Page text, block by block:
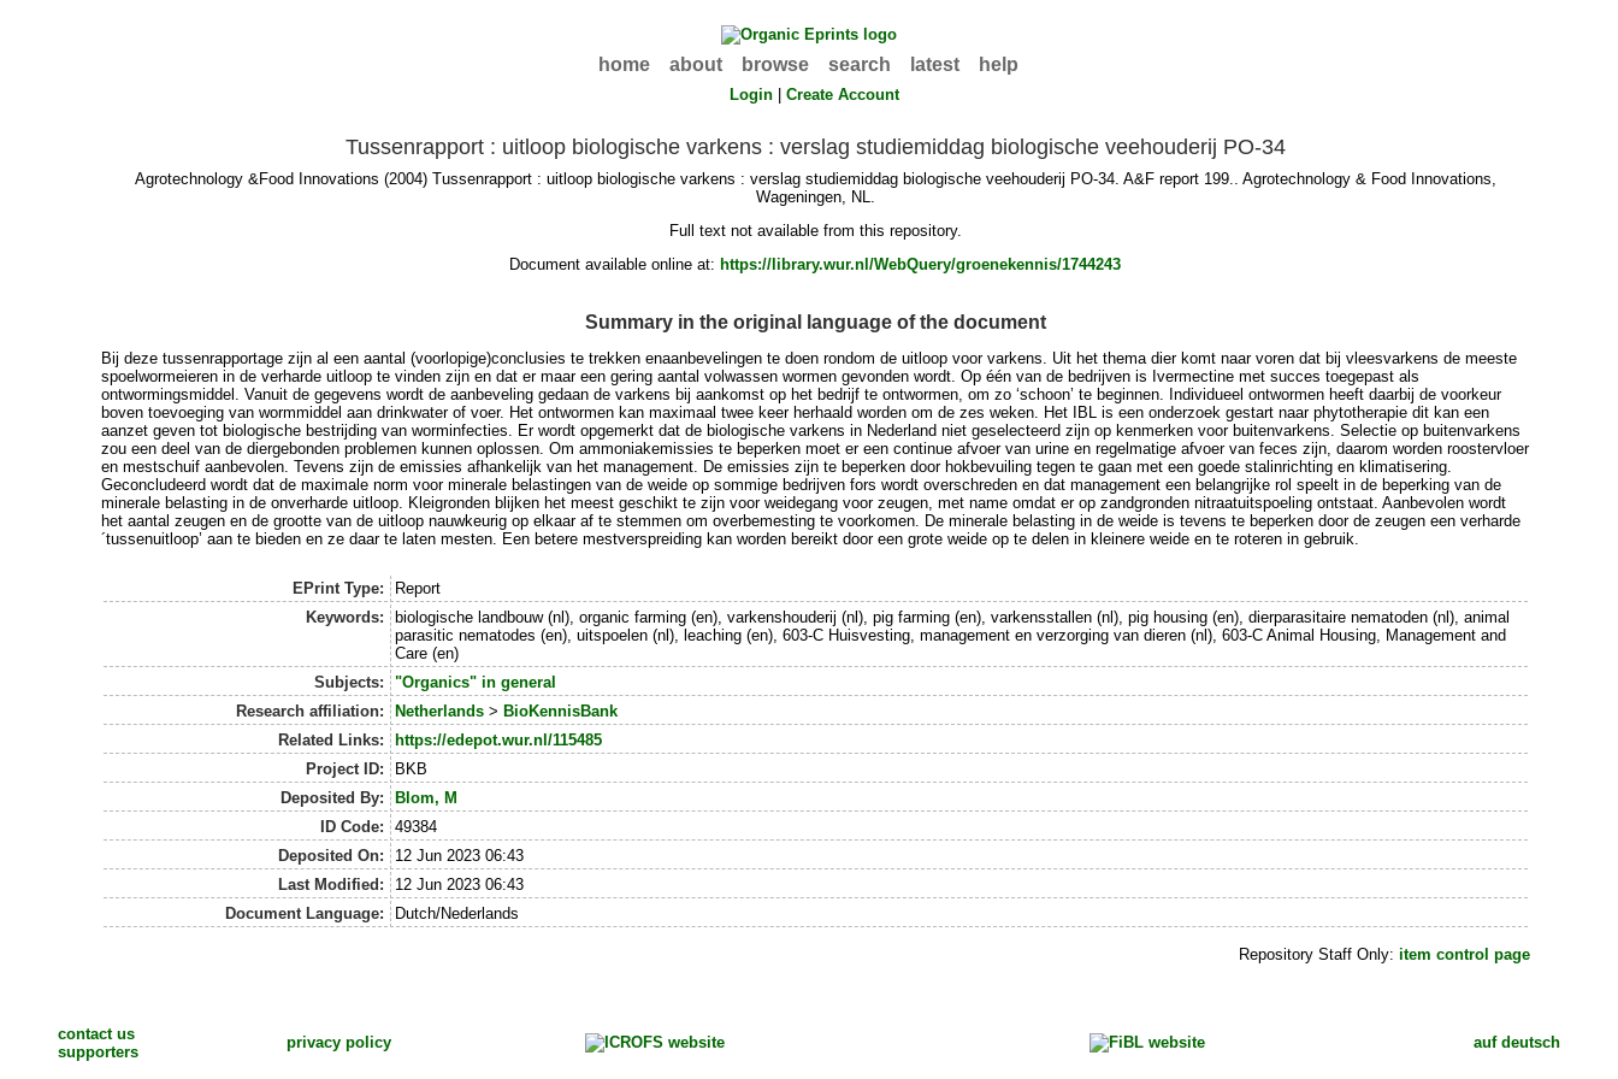
home about browse search latest help
Login |Create Account
Tussenrapport : uitloop biologische varkens : verslag studiemiddag biologische veehouderij PO-34
Agrotechnology &Food Innovations (2004) Tussenrapport : uitloop biologische varkens : verslag studiemiddag biologische veehouderij PO-34. A&F report 199.. Agrotechnology & Food Innovations,
Wageningen, NL.
Full text not available from this repository.
Document available online at: https://library.wur.nl/WebQuery/groenekennis/1744243
Summary in the original language of the document
Bij deze tussenrapportage zijn al een aantal (voorlopige)conclusies te trekken enaanbevelingen te doen rondom de uitloop voor varkens. Uit het thema dier komt naar voren dat bij vleesvarkens de meeste
spoelwormeieren in de verharde uitloop te vinden zijn en dat er maar een gering aantal volwassen wormen gevonden wordt. Op één van de bedrijven is Ivermectine met succes toegepast als
ontwormingsmiddel. Vanuit de gegevens wordt de aanbeveling gedaan de varkens bij aankomst op het bedrijf te ontwormen, om zo ‘schoon’ te beginnen. Individueel ontwormen heeft daarbij de voorkeur
boven toevoeging van wormmiddel aan drinkwater of voer. Het ontwormen kan maximaal twee keer herhaald worden om de zes weken. Het IBL is een onderzoek gestart naar phytotherapie dit kan een
aanzet geven tot biologische bestrijding van worminfecties. Er wordt opgemerkt dat de biologische varkens in Nederland niet geselecteerd zijn op kenmerken voor buitenvarkens. Selectie op buitenvarkens
zou een deel van de diergebonden problemen kunnen oplossen. Om ammoniakemissies te beperken moet er een continue afvoer van urine en regelmatige afvoer van feces zijn, daarom worden roostervloer
en mestschuif aanbevolen. Tevens zijn de emissies afhankelijk van het management. De emissies zijn te beperken door hokbevuiling tegen te gaan met een goede stalinrichting en klimatisering.
Geconcludeerd wordt dat de maximale norm voor minerale belastingen van de weide op sommige bedrijven fors wordt overschreden en dat management een belangrijke rol speelt in de beperking van de
minerale belasting in de onverharde uitloop. Kleigronden blijken het meest geschikt te zijn voor weidegang voor zeugen, met name omdat er op zandgronden nitraatuitspoeling ontstaat. Aanbevolen wordt
het aantal zeugen en de grootte van de uitloop nauwkeurig op elkaar af te stemmen om overbemesting te voorkomen. De minerale belasting in de weide is tevens te beperken door de zeugen een verharde
´tussenuitloop’ aan te bieden en ze daar te laten mesten. Een betere mestverspreiding kan worden bereikt door een grote weide op te delen in kleinere weide en te roteren in gebruik.
EPrint Type:
Report
Keywords:
biologische landbouw (nl), organic farming (en), varkenshouderij (nl), pig farming (en), varkensstallen (nl), pig housing (en), dierparasitaire nematoden (nl), animal
parasitic nematodes (en), uitspoelen (nl), leaching (en), 603-C Huisvesting, management en verzorging van dieren (nl), 603-C Animal Housing, Management and
Care (en)
Subjects:
"Organics" in general
Research affiliation:
Netherlands > BioKennisBank
Related Links:
https://edepot.wur.nl/115485
Project ID:
BKB
Deposited By:
Blom, M
ID Code:
49384
Deposited On:
12 Jun 2023 06:43
Last Modified:
12 Jun 2023 06:43
Document Language:
Dutch/Nederlands
Repository Staff Only: item control page
contact us
supporters
privacy policy auf deutsch